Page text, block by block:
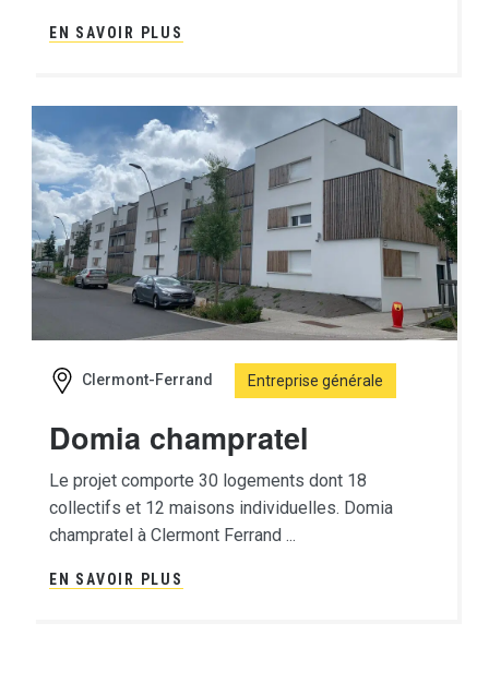
EN SAVOIR PLUS
Clermont-Ferrand Entreprise générale
Domia champratel
Le projet comporte 30 logements dont 18
collectifs et 12 maisons individuelles. Domia
champratel à Clermont Ferrand ...
EN SAVOIR PLUS